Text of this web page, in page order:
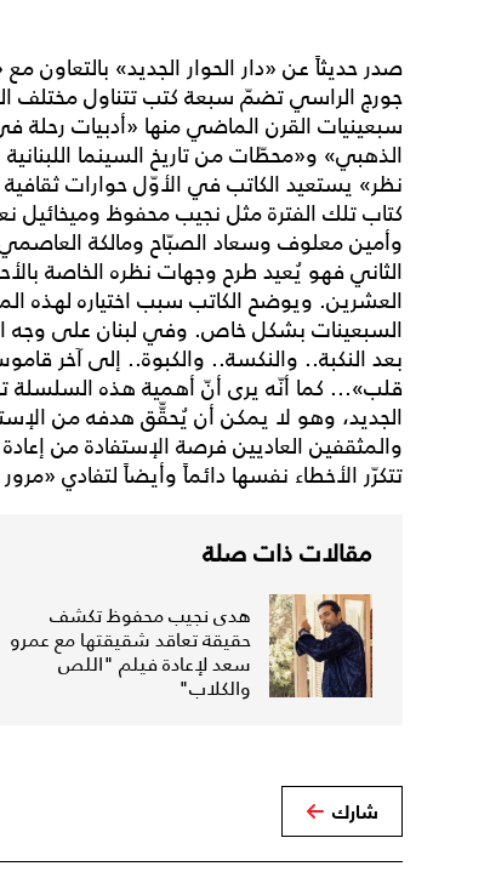
صدر حديثاً عن «دار الحوار الجديد»
جورج الراسي تضمّ سبعة كتب تتناول مختلف
سبعينيات القرن الماضي منها «أدبيات رحلة
الذهبي» و«محطّات من تاريخ السينما
نظر» يستعيد الكاتب في الأوّل حوارات
كتاب تلك الفترة مثل نجيب محفوظ وميخائيل
وأمين معلوف وسعاد الصبّاح ومالكة
الثاني فهو يُعيد طرح وجهات نظره الخاصة
العشرين. ويوضح الكاتب سبب اختياره لهذه
بعد النكبة.. والنكسة.. والكبوة.. إلى آخر
قلب»... كما أنّه يرى أنّ أهمية هذه السلسلة
الجديد، وهو لا يمكن أن يُحقّّق هدفه من
والمثقفين العاديين فرصة الإستفادة من
تتكرّر الأخطاء نفسها دائماً وأيضاً لتفادي
مقالات ذات صلة
هدى نجيب محفوظ تكشف
حقيقة تعاقد شقيقتها مع عمرو
سعد لإعادة فيلم "اللص
والكلاب"
شارك